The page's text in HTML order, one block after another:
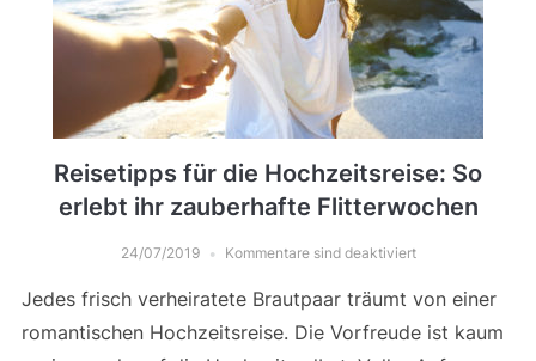
Reisetipps für die Hochzeitsreise: So
erlebt ihr zauberhafte Flitterwochen
24/07/2019 Kommentare sind deaktiviert
Jedes frisch verheiratete Brautpaar träumt von einer
romantischen Hochzeitsreise. Die Vorfreude ist kaum